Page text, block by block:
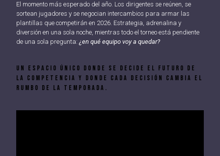
El momento más esperado del año. Los dirigentes se reúnen, se
sortean jugadores y se negocian intercambios para armar las
plantillas que competirán en 2026. Estrategia, adrenalina y
diversión en una sola noche, mientras todo el torneo está pendiente
de una sola pregunta: ¿en qué equipo voy a quedar?
Un espacio único donde se decide el futuro de
la competencia y donde cada decisión cambia el
rumbo de la temporada.